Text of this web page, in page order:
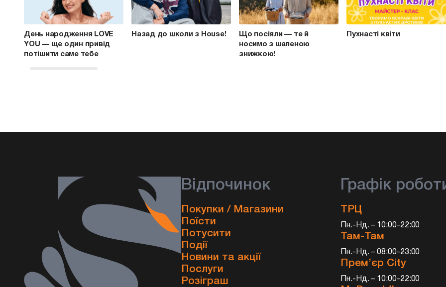
День народження LOVE
YOU — ще один привід
потішити саме тебе
Назад до школи з House!
Що посіяли — те й
носимо з шаленою
знижкою!
Пухнасті квіти
Відпочинок
Покупки / Магазини
Поїсти
Потусити
Події
Новини та акції
Послуги
Розіграш
Графік
ТРЦ
Пн.-Нд. – 10:00-22:00
Там-Там
Пн.-Нд. – 08:00-23:00
Прем’єр City
Пн.-Нд. – 10:00-22:00